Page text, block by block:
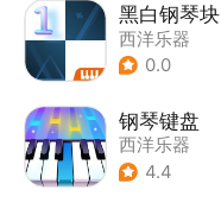
黑白钢琴块
西洋乐器
0.0
钢琴键盘
西洋乐器
4.4